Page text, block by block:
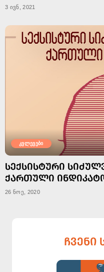
3 ივნ, 2021
კვლევები
ᲡᲔᲥᲡᲘᲡᲢᲣᲠᲘ
ᲥᲐᲠᲗᲣᲚᲘ
26 ნოე, 2020
ᲩᲕᲔᲜᲘ